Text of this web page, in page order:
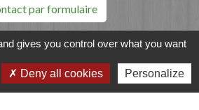
par formulaire
Liens
gives you control over what you want
Deny all cookies Personalize